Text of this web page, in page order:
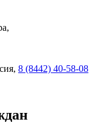
8 (8442) 40-58-08